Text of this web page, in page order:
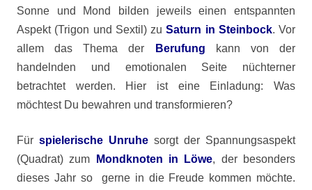
Sonne und Mond bilden jeweils einen entspannten
Aspekt (Trigon und Sextil) zuSaturn in Steinbock. Vor
allem das Thema der
Berufung kann von der
handelnden und emotionalen Seite nüchterner
betrachtet werden. Hier ist eine Einladung: Was
möchtest Du bewahren und transformieren?
Für spielerische Unruhe sorgt der Spannungsaspekt
(Quadrat) zum
Mondknoten in Löwe, der besonders
dieses Jahr so gerne in die Freude kommen möchte.